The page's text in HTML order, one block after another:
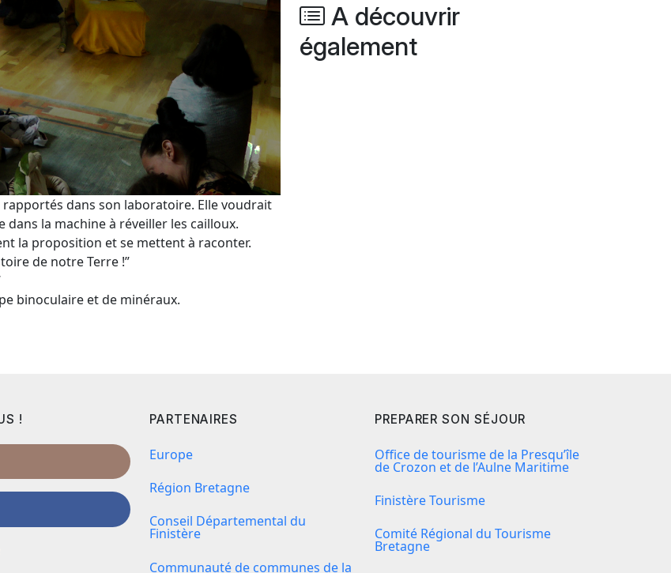
rapportés dans son laboratoire. Elle voudrait
la machine à réveiller les cailloux.
la proposition et se mettent à raconter.
de notre Terre !”
binoculaire et de minéraux.
A découvrir
également
! PARTENAIRES
Europe
Région Bretagne
Conseil Départemental du
Finistère
Communauté de communes de la
PREPARER SON SÉJOUR
Office de tourisme de la Presqu’île
de Crozon et de l’Aulne Maritime
Finistère Tourisme
Comité Régional du Tourisme
Bretagne